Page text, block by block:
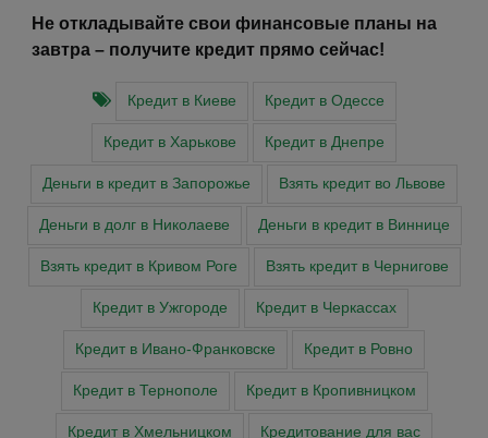
Не откладывайте свои финансовые планы на
завтра – получите кредит прямо сейчас!
Кредит в Киеве Кредит в Одессе
Кредит в Харькове Кредит в Днепре
Деньги в кредит в Запорожье Взять кредит во Львове
Деньги в долг в Николаеве Деньги в кредит в Виннице
Взять кредит в Кривом Роге Взять кредит в Чернигове
Кредит в Ужгороде Кредит в Черкассах
Кредит в Ивано-Франковске Кредит в Ровно
Кредит в Тернополе Кредит в Кропивницком
Кредит в Хмельницком Кредитование для вас